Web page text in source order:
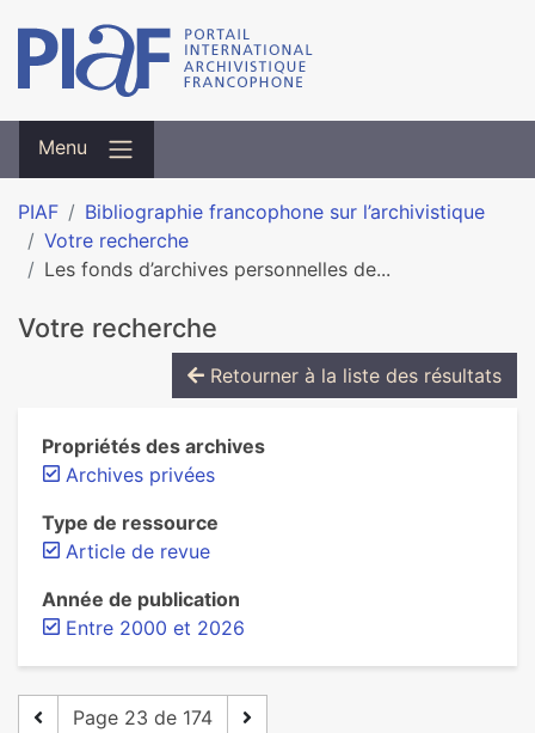
Menu
PIAF
Bibliographie francophone sur l’archivistique
Votre recherche
Les fonds d’archives personnelles de...
Votre recherche
Retourner à la liste des résultats
Propriétés des archives
Archives privées
Type de ressource
Article de revue
Année de publication
Entre 2000 et 2026
Page 23 de 174